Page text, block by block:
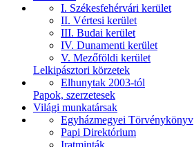
I. Székesfehérvári kerület
II. Vértesi kerület
III. Budai kerület
IV. Dunamenti kerület
V. Mezőföldi kerület
Lelkipásztori körzetek
Elhunytak 2003-tól
Papok, szerzetesek
Világi munkatársak
Egyházmegyei Törvénykönyv
Papi Direktórium
Iratminták